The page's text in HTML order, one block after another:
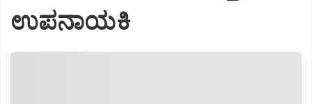
ಉಪನಾಯಕಿ